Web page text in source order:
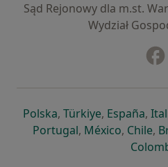
Sąd Rejonowy dla m.st.
Wydział
Polskaotwiera się w nowej
, Türkiyeotwiera się
, España,
Portugalotwiera się w
, Méxicootwiera
, Chile,